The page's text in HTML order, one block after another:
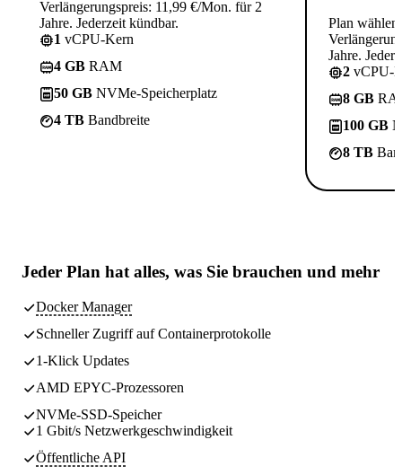
Verlängerungspreis: 11,99 €/Mon. für 2
Jahre. Jederzeit kündbar.
1 vCPU-Kern
4 GB RAM
50 GB NVMe-Speicherplatz
4 TB Bandbreite
Plan wählen
Jahre.
2 vCPU-
8 GB
100 GB
8 TB
Jeder Plan hat alles, was Sie brauchen und mehr
Docker Manager
Schneller Zugriff auf Containerprotokolle
1-Klick Updates
AMD EPYC-Prozessoren
NVMe-SSD-Speicher
1 Gbit/s Netzwerkgeschwindigkeit
Öffentliche API